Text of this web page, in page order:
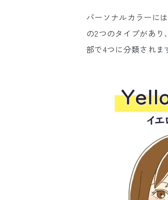
パーソナルカラーに
の2つのタイプがあ
部で4つに分類されま